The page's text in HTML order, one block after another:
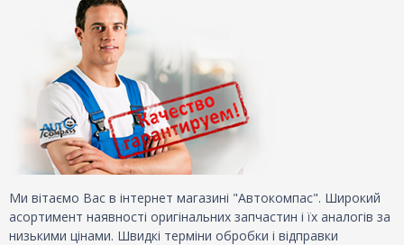
Ми вітаємо Вас в інтернет магазині "Автокомпас". Широкий
асортимент наявності оригінальних запчастин і їх аналогів за
низькими цінами. Швидкі терміни обробки і відправки